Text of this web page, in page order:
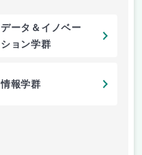
データ＆イノベー
ション学群
情報学群